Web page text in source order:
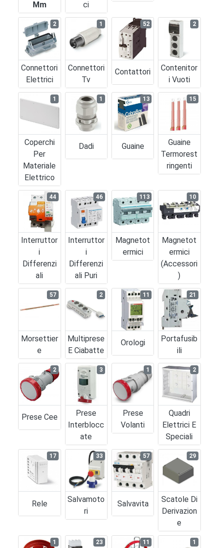
Mm
Ci
Connettori
Elettrici
2
Connettori
Tv
1
Contattori
52
Contenitor
I Vuoti
2
Coperchi
Per
Materiale
Elettrico
1
Dadi
1
Guaine
13
Guaine
Termorest
Ringenti
15
Interruttor
I
Differenzi
Ali
44
Interruttor
I
Differenzi
Ali Puri
46
Magnetot
Ermici
113
Magnetot
Ermici
(accessori
)
10
Morsettier
E
57
Multiprese
E Ciabatte
2
Orologi
11
Portafusib
Ili
21
Prese Cee
2
Prese
Interblocc
Ate
3
Prese
Volanti
1
Quadri
Elettrici E
Speciali
2
Rele
17
Salvamoto
Ri
33
Salvavita
57
Scatole Di
Derivazion
E
29
1 23 11 1